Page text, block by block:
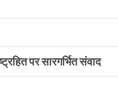
पर सारगर्भित संवाद